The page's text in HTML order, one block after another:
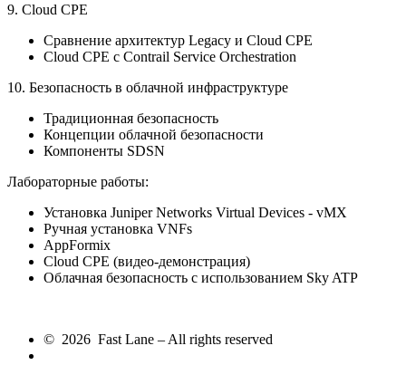
9. Cloud CPE
Сравнение архитектур Legacy и Cloud CPE
Cloud CPE с Contrail Service Orchestration
10. Безопасность в облачной инфраструктуре
Традиционная безопасность
Концепции облачной безопасности
Компоненты SDSN
Лабораторные работы:
Установка Juniper Networks Virtual Devices - vMX
Ручная установка VNFs
AppFormix
Cloud CPE (видео-демонстрация)
Облачная безопасность с использованием Sky ATP
© 2026 Fast Lane – All rights reserved